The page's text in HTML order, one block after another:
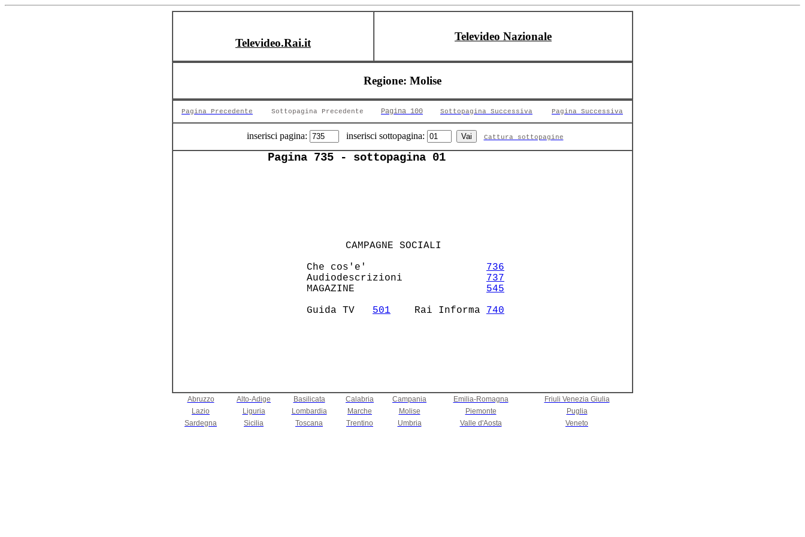
Televideo.Rai.it
Televideo Nazionale
Regione: Molise
Pagina Precedente Sottopagina Precedente Pagina 100 Sottopagina Successiva Pagina Successiva
inserisci pagina: inserisci sottopagina: Cattura sottopagine
Pagina 735 - sottopagina 01
       CAMPAGNE SOCIALI
    Che cos'e'
736
    Audiodescrizioni
737
    MAGAZINE
545
    Guida TV
501
    Rai Informa
740
Abruzzo Alto-Adige Basilicata Calabria Campania Emilia-Romagna
Friuli Venezia Giulia
Lazio
Liguria Lombardia Marche Molise Piemonte
Puglia
Sardegna
Sicilia Toscana Trentino Umbria Valle d'Aosta Veneto